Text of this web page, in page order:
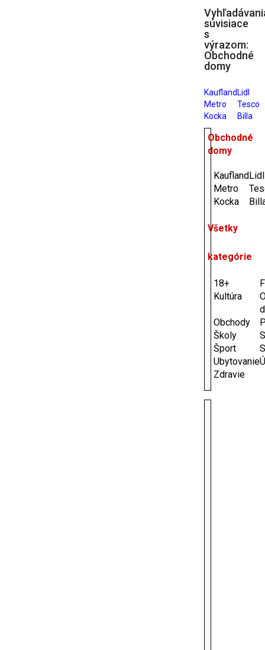
súvisiace
s
výrazom:
Obchodné
domy
Kaufland Lidl
Metro
Tesco
Kocka
Billa
Obchodné
domy
KauflandLidl
Metro
Kocka
Všetky
kategórie
18+
Kultúra
Obchody
Školy
Šport
Ubytovanie
Zdravie